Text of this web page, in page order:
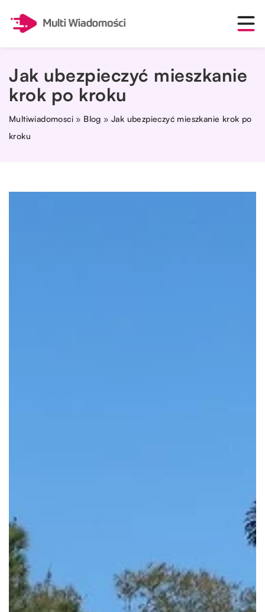
Jak ubezpieczyć mieszkanie
krok po kroku
Multiwiadomosci » Blog »Jak ubezpieczyć mieszkanie krok po
kroku